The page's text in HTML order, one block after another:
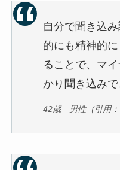
自分で聞き込
的にも精神的
ることで、マ
かり聞き込みで
42歳 男性（引用：